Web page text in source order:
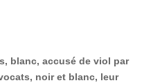
blanc, accusé de viol par
noir et blanc, leur